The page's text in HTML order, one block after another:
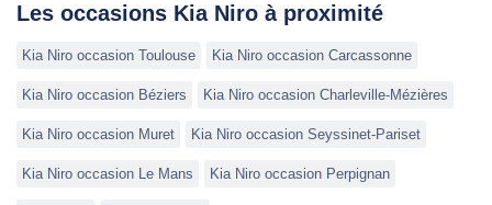
Les occasions Kia Niro à proximité
Kia Niro occasion Toulouse Kia Niro occasion Carcassonne
Kia Niro occasion Béziers Kia Niro occasion Charleville-Mézières
Kia Niro occasion Muret Kia Niro occasion Seyssinet-Pariset
Kia Niro occasion Le Mans Kia Niro occasion Perpignan